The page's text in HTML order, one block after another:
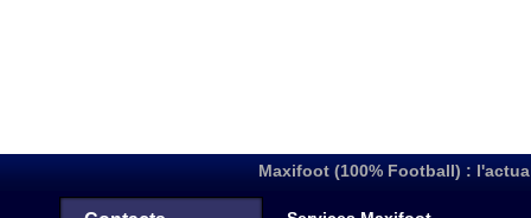
Maxifoot (100% Football) :